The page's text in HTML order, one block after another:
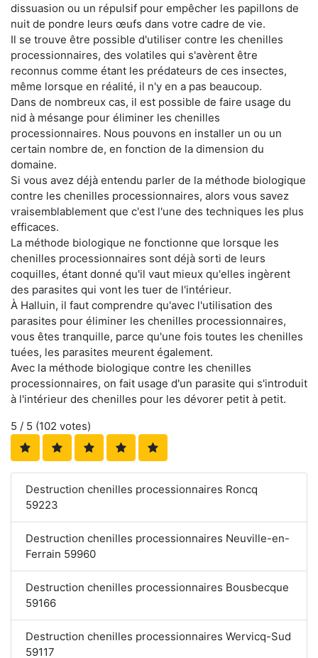
dissuasion ou un répulsif pour empêcher les papillons de
nuit de pondre leurs œufs dans votre cadre de vie.
Il se trouve être possible d'utiliser contre les chenilles
processionnaires, des volatiles qui s'avèrent être
reconnus comme étant les prédateurs de ces insectes,
même lorsque en réalité, il n'y en a pas beaucoup.
Dans de nombreux cas, il est possible de faire usage du
nid à mésange pour éliminer les chenilles
processionnaires. Nous pouvons en installer un ou un
certain nombre de, en fonction de la dimension du
domaine.
Si vous avez déjà entendu parler de la méthode biologique
contre les chenilles processionnaires, alors vous savez
vraisemblablement que c'est l'une des techniques les plus
efficaces.
La méthode biologique ne fonctionne que lorsque les
chenilles processionnaires sont déjà sorti de leurs
coquilles, étant donné qu'il vaut mieux qu'elles ingèrent
des parasites qui vont les tuer de l'intérieur.
À Halluin, il faut comprendre qu'avec l'utilisation des
parasites pour éliminer les chenilles processionnaires,
vous êtes tranquille, parce qu'une fois toutes les chenilles
tuées, les parasites meurent également.
Avec la méthode biologique contre les chenilles
processionnaires, on fait usage d'un parasite qui s'introduit
à l'intérieur des chenilles pour les dévorer petit à petit.
5 / 5 (102 votes)
Destruction chenilles processionnaires Roncq
59223
Destruction chenilles processionnaires Neuville-en-
Ferrain 59960
Destruction chenilles processionnaires Bousbecque
59166
Destruction chenilles processionnaires Wervicq-Sud
59117